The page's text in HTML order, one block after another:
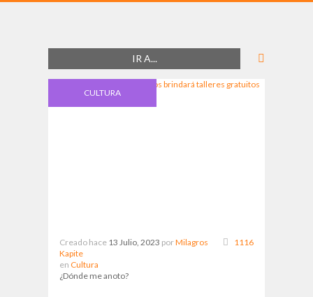
IR A...
CULTURA
Creado hace 13 Julio, 2023 porMilagros
Kapite
en Cultura
1116
¿Dónde me anoto?